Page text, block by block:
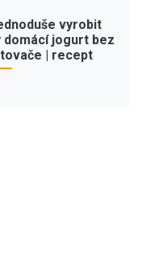
vyrobit
domácí jogurt bez
| recept